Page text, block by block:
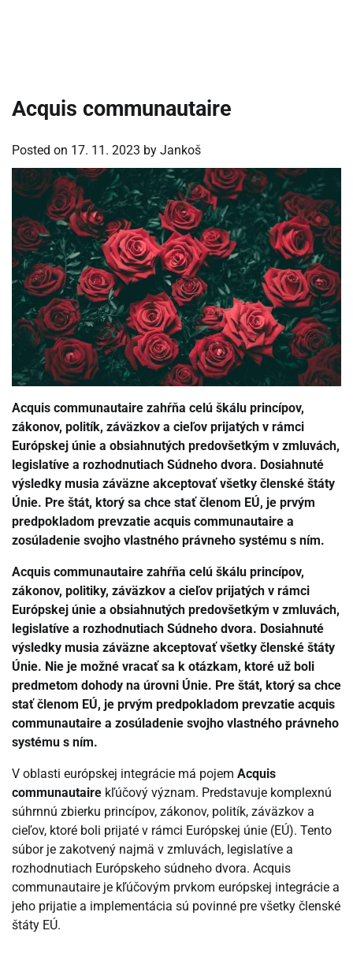
Acquis communautaire
Posted on 17. 11. 2023 by Jankoš
Acquis communautaire zahŕňa celú škálu princípov,
zákonov, politík, záväzkov a cieľov prijatých v rámci
Európskej únie a obsiahnutých predovšetkým v zmluvách,
legislatíve a rozhodnutiach Súdneho dvora. Dosiahnuté
výsledky musia záväzne akceptovať všetky členské štáty
Únie. Pre štát, ktorý sa chce stať členom EÚ, je prvým
predpokladom prevzatie acquis communautaire a
zosúladenie svojho vlastného právneho systému s ním.
Acquis communautaire zahŕňa celú škálu princípov,
zákonov, politiky, záväzkov a cieľov prijatých v rámci
Európskej únie a obsiahnutých predovšetkým v zmluvách,
legislatíve a rozhodnutiach Súdneho dvora. Dosiahnuté
výsledky musia záväzne akceptovať všetky členské štáty
Únie. Nie je možné vracať sa k otázkam, ktoré už boli
predmetom dohody na úrovni Únie. Pre štát, ktorý sa chce
stať členom EÚ, je prvým predpokladom prevzatie acquis
communautaire a zosúladenie svojho vlastného právneho
systému s ním.
V oblasti európskej integrácie má pojem Acquis
communautaire kľúčový význam. Predstavuje komplexnú
súhrnnú zbierku princípov, zákonov, politík, záväzkov a
cieľov, ktoré boli prijaté v rámci Európskej únie (EÚ). Tento
súbor je zakotvený najmä v zmluvách, legislatíve a
rozhodnutiach Európskeho súdneho dvora. Acquis
communautaire je kľúčovým prvkom európskej integrácie a
jeho prijatie a implementácia sú povinné pre všetky členské
štáty EÚ.